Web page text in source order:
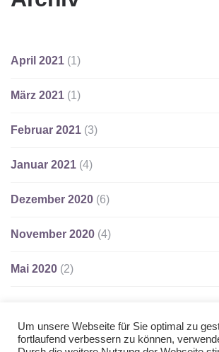
April 2021 (1)
März 2021 (1)
Februar 2021 (3)
Januar 2021 (4)
Dezember 2020 (6)
November 2020 (4)
Mai 2020 (2)
Um unsere Webseite für Sie optimal zu
fortlaufend verbessern zu können,